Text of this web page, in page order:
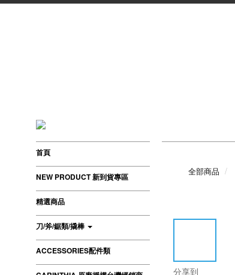
首頁
NEW PRODUCT 新到貨專區
精選商品
刀/斧/鋸類/撬棒
ACCESSORIES配件類
全部商品
分享到